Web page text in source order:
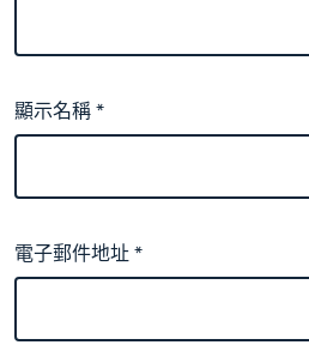
顯示名稱*
電子郵件地址*